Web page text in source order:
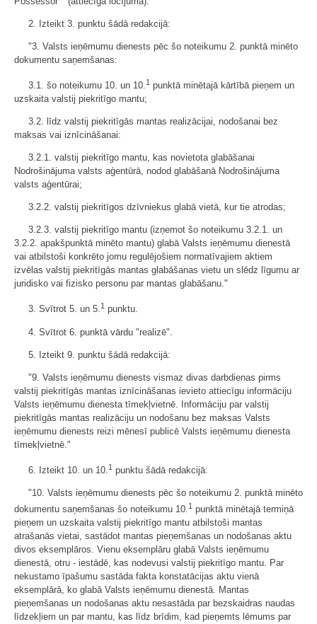
2. Izteikt 3. punktu šādā redakcijā:
"3. Valsts ieņēmumu dienests pēc šo noteikumu 2. punktā minēto
dokumentu saņemšanas:
3.1. šo noteikumu 10. un 10.1 punktā minētajā kārtībā pieņem un
uzskaita valstij piekritīgo mantu;
3.2. līdz valstij piekritīgās mantas realizācijai, nodošanai bez
maksas vai iznīcināšanai:
3.2.1. valstij piekritīgo mantu, kas novietota glabāšanai
Nodrošinājuma valsts aģentūrā, nodod glabāšanā Nodrošinājuma
valsts aģentūrai;
3.2.2. valstij piekritīgos dzīvniekus glabā vietā, kur tie atrodas;
3.2.3. valstij piekritīgo mantu (izņemot šo noteikumu 3.2.1. un
3.2.2. apakšpunktā minēto mantu) glabā Valsts ieņēmumu dienestā
vai atbilstoši konkrēto jomu regulējošiem normatīvajiem aktiem
izvēlas valstij piekritīgās mantas glabāšanas vietu un slēdz līgumu ar
juridisko vai fizisko personu par mantas glabāšanu."
3. Svītrot 5. un 5.1 punktu.
4. Svītrot 6. punktā vārdu "realizē".
5. Izteikt 9. punktu šādā redakcijā:
"9. Valsts ieņēmumu dienests vismaz divas darbdienas pirms
valstij piekritīgās mantas iznīcināšanas ievieto attiecīgu informāciju
Valsts ieņēmumu dienesta tīmekļvietnē. Informāciju par valstij
piekritīgās mantas realizāciju un nodošanu bez maksas Valsts
ieņēmumu dienests reizi mēnesī publicē Valsts ieņēmumu dienesta
tīmekļvietnē."
6. Izteikt 10. un 10. 1 punktu šādā redakcijā:
"10. Valsts ieņēmumu dienests pēc šo noteikumu 2. punktā minēto
dokumentu saņemšanas šo noteikumu 10.1 punktā minētajā termiņā
pieņem un uzskaita valstij piekritīgo mantu atbilstoši mantas
atrašanās vietai, sastādot mantas pieņemšanas un nodošanas aktu
divos eksemplāros. Vienu eksemplāru glabā Valsts ieņēmumu
dienestā, otru - iestādē, kas nodevusi valstij piekritīgo mantu. Par
nekustamo īpašumu sastāda fakta konstatācijas aktu vienā
eksemplārā, ko glabā Valsts ieņēmumu dienestā. Mantas
pieņemšanas un nodošanas aktu nesastāda par bezskaidras naudas
līdzekļiem un par mantu, kas līdz brīdim, kad pieņemts lēmums par